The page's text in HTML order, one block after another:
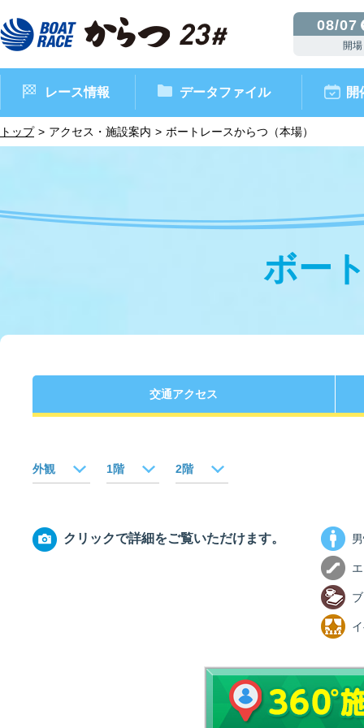
08/07
開場
レース情報
レース結果
今節の進入コース別成績
データファイル
ボートデータ
佐賀支部選手一覧 記念競走優勝選手一覧
開
イベント情報
外向発売所 ドリームピッ
マンスリーレースガイド
トップ アクセス・施設案内 ボートレースからつ（本場）
ボー
交通アクセス
外観 1階 2階
クリックで詳細をご覧いただけます。